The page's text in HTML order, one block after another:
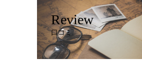
Review
口コミ